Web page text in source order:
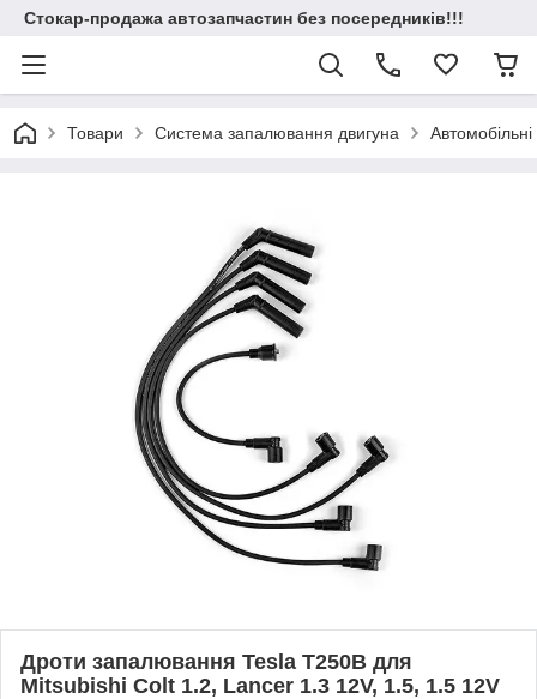
Стокар-продажа автозапчастин без посередників!!!
Товари Система запалювання двигуна
Дроти запалювання Tesla T250B для
Mitsubishi Colt 1.2, Lancer 1.3 12V, 1.5, 1.5 12V